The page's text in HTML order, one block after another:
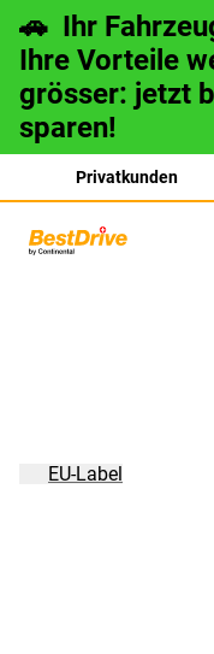
🚗 Ihr
Ihre Vorteile
grösser: jetzt
sparen!
Privatkunden
EU-Label